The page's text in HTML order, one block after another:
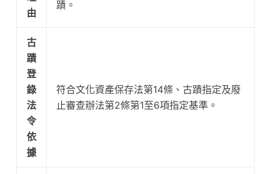
由
蹟。
古
蹟
登
錄
法
令
依
據
符合文化資產保存法第14條、古蹟指定及廢
止審查辦法第2條第1至6項指定基準。